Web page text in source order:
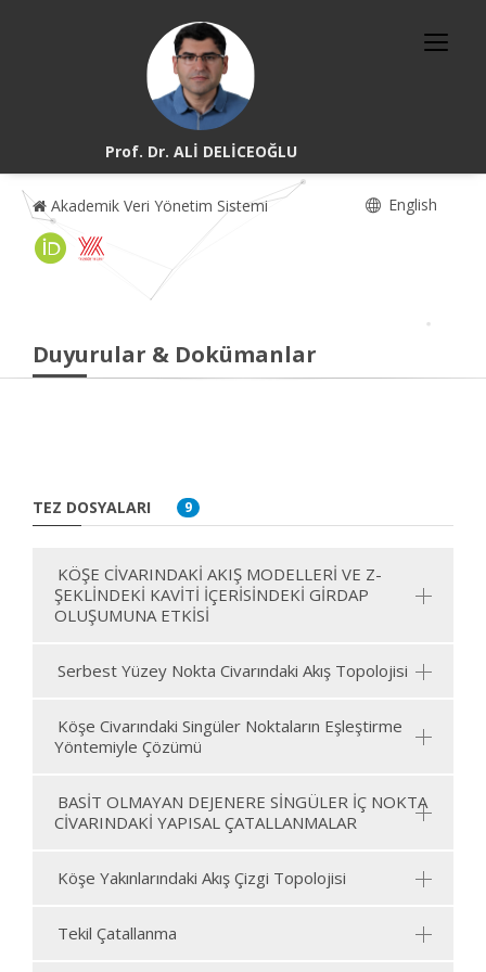
Prof. Dr. ALİ DELİCEOĞLU
Akademik Veri Yönetim Sistemi English
Duyurular & Dokümanlar
TEZ DOSYALARI 9
KÖŞE CİVARINDAKİ AKIŞ MODELLERİ VE Z-
ŞEKLİNDEKİ KAVİTİ İÇERİSİNDEKİ GİRDAP
OLUŞUMUNA ETKİSİ
Serbest Yüzey Nokta Civarındaki Akış Topolojisi
Köşe Civarındaki Singüler Noktaların Eşleştirme
Yöntemiyle Çözümü
BASİT OLMAYAN DEJENERE SİNGÜLER İÇ NOKTA
CİVARINDAKİ YAPISAL ÇATALLANMALAR
Köşe Yakınlarındaki Akış Çizgi Topolojisi
Tekil Çatallanma